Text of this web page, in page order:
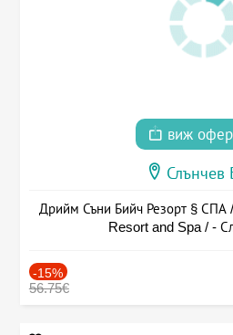
виж
Слънчев
Дрийм Съни Бийч Резорт §
Resort and Spa / -
-15%
56.75€